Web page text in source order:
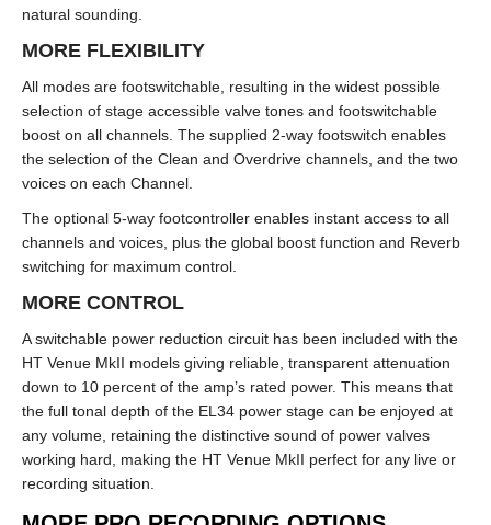
natural sounding.
MORE FLEXIBILITY
All modes are footswitchable, resulting in the widest possible
selection of stage accessible valve tones and footswitchable
boost on all channels. The supplied 2-way footswitch enables
the selection of the Clean and Overdrive channels, and the two
voices on each Channel.
The optional 5-way footcontroller enables instant access to all
channels and voices, plus the global boost function and Reverb
switching for maximum control.
MORE CONTROL
A switchable power reduction circuit has been included with the
HT Venue MkII models giving reliable, transparent attenuation
down to 10 percent of the amp’s rated power. This means that
the full tonal depth of the EL34 power stage can be enjoyed at
any volume, retaining the distinctive sound of power valves
working hard, making the HT Venue MkII perfect for any live or
recording situation.